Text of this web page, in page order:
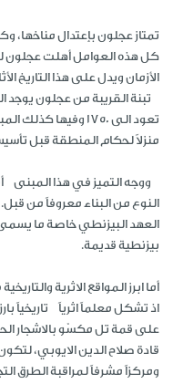
تمتاز عجلون بإعتدال مناخها،
كل هذه العوامل أهلت عجلون
الأزمان ويدل على هذا التاريخ
تبنة القريبة من عجلون يوجد
تعود الى 1750
منزلاً لحكام المنطقة قبل
ووجه التميز في هذا المبنى
النوع من البناء معروفاً من
العهد البيزنطي خاصة ما
بيزنطية قديمة.
أما ابرز المواقع الاثرية
اذ تشكل معلماً اثرياً تاريخياً
على قمة تل مكسّو بالاشجار
قادة صلاح الدين الايوبي،
ومركزاً مشرفاً لمراقبة الطرق